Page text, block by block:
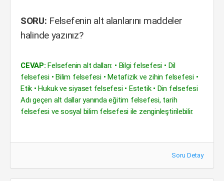
SORU: Felsefenin alt alanlarını maddeler
halinde yazınız?
CEVAP: Felsefenin alt dalları: • Bilgi felsefesi • Dil
felsefesi • Bilim felsefesi • Metafizik ve zihin felsefesi •
Etik • Hukuk ve siyaset felsefesi • Estetik • Din felsefesi
Adı geçen alt dallar yanında eğitim felsefesi, tarih
felsefesi ve sosyal bilim felsefesi ile zenginleştirilebilir.
Soru Detay